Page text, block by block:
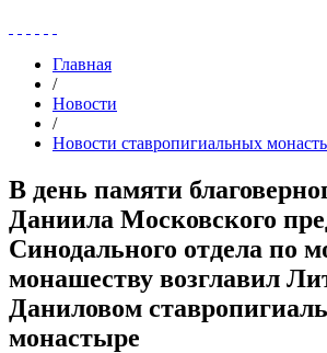
Главная
/
Новости
/
Новости ставропигиальных
В день памяти
Даниила Московского
Синодального отдела по
монашеству возглавил
Даниловом
монастыре